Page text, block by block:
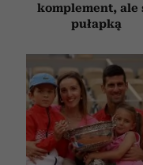
komplement, ale
pułapką